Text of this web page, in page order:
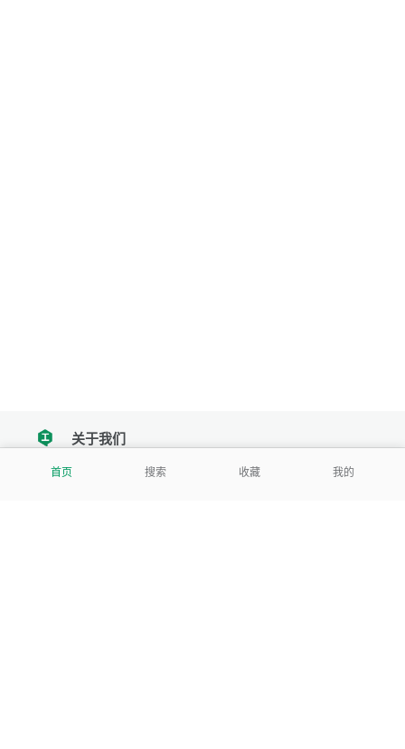
首页 搜索 收藏 我的
tencent关于我们
我们努力把每一个工具做成批量处理的产品